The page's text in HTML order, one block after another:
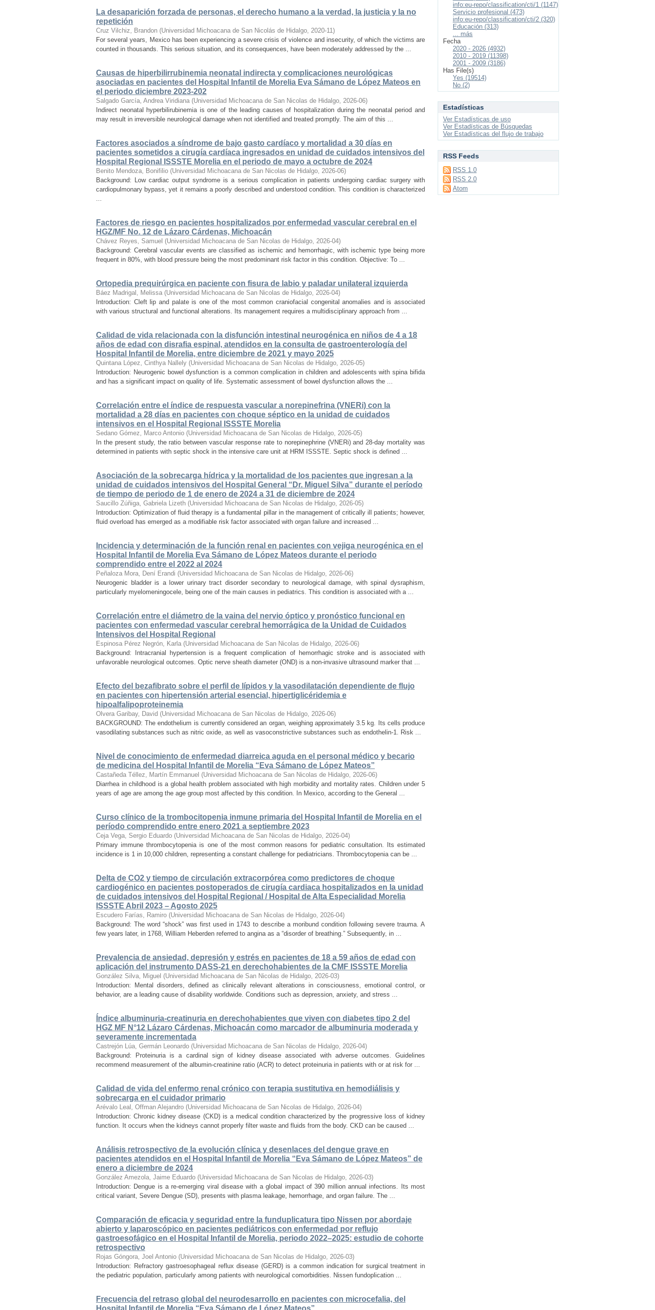
La desaparición forzada de personas, el derecho humano a la verdad, la justicia y la no
repetición
Cruz Vilchiz, Brandon (Universidad Michoacana de San Nicolás de Hidalgo, 2020-11)
For several years, Mexico has been experiencing a severe crisis of violence and insecurity, of which the victims are
counted in thousands. This serious situation, and its consequences, have been moderately addressed by the ...
Causas de hiperbilirrubinemia neonatal indirecta y complicaciones neurológicas
asociadas en pacientes del Hospital Infantil de Morelia Eva Sámano de López Mateos en
el periodo diciembre 2023-202
Salgado García, Andrea Viridiana (Universidad Michoacana de San Nicolas de Hidalgo, 2026-06)
Indirect neonatal hyperbilirubinemia is one of the leading causes of hospitalization during the neonatal period and
may result in irreversible neurological damage when not identified and treated promptly. The aim of this ...
Factores asociados a síndrome de bajo gasto cardíaco y mortalidad a 30 días en
pacientes sometidos a cirugía cardíaca ingresados en unidad de cuidados intensivos del
Hospital Regional ISSSTE Morelia en el periodo de mayo a octubre de 2024
Benito Mendoza, Bonifilio (Universidad Michoacana de San Nicolas de Hidalgo, 2026-06)
Background: Low cardiac output syndrome is a serious complication in patients undergoing cardiac surgery with
cardiopulmonary bypass, yet it remains a poorly described and understood condition. This condition is characterized
...
Factores de riesgo en pacientes hospitalizados por enfermedad vascular cerebral en el
HGZ/MF No. 12 de Lázaro Cárdenas, Michoacán
Chávez Reyes, Samuel (Universidad Michoacana de San Nicolas de Hidalgo, 2026-04)
Background: Cerebral vascular events are classified as ischemic and hemorrhagic, with ischemic type being more
frequent in 80%, with blood pressure being the most predominant risk factor in this condition. Objective: To ...
Ortopedia prequirúrgica en paciente con fisura de labio y paladar unilateral izquierda
Báez Madrigal, Melissa (Universidad Michoacana de San Nicolas de Hidalgo, 2026-04)
Introduction: Cleft lip and palate is one of the most common craniofacial congenital anomalies and is associated
with various structural and functional alterations. Its management requires a multidisciplinary approach from ...
Calidad de vida relacionada con la disfunción intestinal neurogénica en niños de 4 a 18
años de edad con disrafia espinal, atendidos en la consulta de gastroenterología del
Hospital Infantil de Morelia, entre diciembre de 2021 y mayo 2025
Quintana López, Cinthya Nallely (Universidad Michoacana de San Nicolas de Hidalgo, 2026-05)
Introduction: Neurogenic bowel dysfunction is a common complication in children and adolescents with spina bifida
and has a significant impact on quality of life. Systematic assessment of bowel dysfunction allows the ...
Correlación entre el índice de respuesta vascular a norepinefrina (VNERi) con la
mortalidad a 28 días en pacientes con choque séptico en la unidad de cuidados
intensivos en el Hospital Regional ISSSTE Morelia
Sedano Gómez, Marco Antonio (Universidad Michoacana de San Nicolas de Hidalgo, 2026-05)
In the present study, the ratio between vascular response rate to norepinephrine (VNERi) and 28-day mortality was
determined in patients with septic shock in the intensive care unit at HRM ISSSTE. Septic shock is defined ...
Asociación de la sobrecarga hídrica y la mortalidad de los pacientes que ingresan a la
unidad de cuidados intensivos del Hospital General “Dr. Miguel Silva” durante el período
de tiempo de periodo de 1 de enero de 2024 a 31 de diciembre de 2024
Saucillo Zúñiga, Gabriela Lizeth (Universidad Michoacana de San Nicolas de Hidalgo, 2026-05)
Introduction: Optimization of fluid therapy is a fundamental pillar in the management of critically ill patients; however,
fluid overload has emerged as a modifiable risk factor associated with organ failure and increased ...
Incidencia y determinación de la función renal en pacientes con vejiga neurogénica en el
Hospital Infantil de Morelia Eva Sámano de López Mateos durante el periodo
comprendido entre el 2022 al 2024
Peñaloza Mora, Dení Erandi (Universidad Michoacana de San Nicolas de Hidalgo, 2026-06)
Neurogenic bladder is a lower urinary tract disorder secondary to neurological damage, with spinal dysraphism,
particularly myelomeningocele, being one of the main causes in pediatrics. This condition is associated with a ...
Correlación entre el diámetro de la vaina del nervio óptico y pronóstico funcional en
pacientes con enfermedad vascular cerebral hemorrágica de la Unidad de Cuidados
Intensivos del Hospital Regional
Espinosa Pérez Negrón, Karla (Universidad Michoacana de San Nicolas de Hidalgo, 2026-06)
Background: Intracranial hypertension is a frequent complication of hemorrhagic stroke and is associated with
unfavorable neurological outcomes. Optic nerve sheath diameter (OND) is a non-invasive ultrasound marker that ...
Efecto del bezafibrato sobre el perfil de lípidos y la vasodilatación dependiente de flujo
en pacientes con hipertensión arterial esencial, hipertiglicéridemia e
hipoalfalipoproteinemia
Olvera Garibay, David (Universidad Michoacana de San Nicolas de Hidalgo, 2026-06)
BACKGROUND: The endothelium is currently considered an organ, weighing approximately 3.5 kg. Its cells produce
vasodilating substances such as nitric oxide, as well as vasoconstrictive substances such as endothelin-1. Risk ...
Nivel de conocimiento de enfermedad diarreica aguda en el personal médico y becario
de medicina del Hospital Infantil de Morelia “Eva Sámano de López Mateos”
Castañeda Téllez, Martín Emmanuel (Universidad Michoacana de San Nicolas de Hidalgo, 2026-06)
Diarrhea in childhood is a global health problem associated with high morbidity and mortality rates. Children under 5
years of age are among the age group most affected by this condition. In Mexico, according to the General ...
Curso clínico de la trombocitopenia inmune primaria del Hospital Infantil de Morelia en el
período comprendido entre enero 2021 a septiembre 2023
Ceja Vega, Sergio Eduardo (Universidad Michoacana de San Nicolas de Hidalgo, 2026-04)
Primary immune thrombocytopenia is one of the most common reasons for pediatric consultation. Its estimated
incidence is 1 in 10,000 children, representing a constant challenge for pediatricians. Thrombocytopenia can be ...
Delta de CO2 y tiempo de circulación extracorpórea como predictores de choque
cardiogénico en pacientes postoperados de cirugía cardiaca hospitalizados en la unidad
de cuidados intensivos del Hospital Regional / Hospital de Alta Especialidad Morelia
ISSSTE Abril 2023 – Agosto 2025
Escudero Farías, Ramiro (Universidad Michoacana de San Nicolas de Hidalgo, 2026-04)
Background: The word “shock” was first used in 1743 to describe a moribund condition following severe trauma. A
few years later, in 1768, William Heberden referred to angina as a “disorder of breathing.” Subsequently, in ...
Prevalencia de ansiedad, depresión y estrés en pacientes de 18 a 59 años de edad con
aplicación del instrumento DASS-21 en derechohabientes de la CMF ISSSTE Morelia
González Silva, Miguel (Universidad Michoacana de San Nicolas de Hidalgo, 2026-03)
Introduction: Mental disorders, defined as clinically relevant alterations in consciousness, emotional control, or
behavior, are a leading cause of disability worldwide. Conditions such as depression, anxiety, and stress ...
Índice albuminuria-creatinuria en derechohabientes que viven con diabetes tipo 2 del
HGZ MF N°12 Lázaro Cárdenas, Michoacán como marcador de albuminuria moderada y
severamente incrementada
Castrejón Lúa, Germán Leonardo (Universidad Michoacana de San Nicolas de Hidalgo, 2026-04)
Background: Proteinuria is a cardinal sign of kidney disease associated with adverse outcomes. Guidelines
recommend measurement of the albumin-creatinine ratio (ACR) to detect proteinuria in patients with or at risk for ...
Calidad de vida del enfermo renal crónico con terapia sustitutiva en hemodiálisis y
sobrecarga en el cuidador primario
Arévalo Leal, Offman Alejandro (Universidad Michoacana de San Nicolas de Hidalgo, 2026-04)
Introduction: Chronic kidney disease (CKD) is a medical condition characterized by the progressive loss of kidney
function. It occurs when the kidneys cannot properly filter waste and fluids from the body. CKD can be caused ...
Análisis retrospectivo de la evolución clínica y desenlaces del dengue grave en
pacientes atendidos en el Hospital Infantil de Morelia “Eva Sámano de López Mateos” de
enero a diciembre de 2024
González Amezola, Jaime Eduardo (Universidad Michoacana de San Nicolas de Hidalgo, 2026-03)
Introduction: Dengue is a re-emerging viral disease with a global impact of 390 million annual infections. Its most
critical variant, Severe Dengue (SD), presents with plasma leakage, hemorrhage, and organ failure. The ...
Comparación de eficacia y seguridad entre la funduplicatura tipo Nissen por abordaje
abierto y laparoscópico en pacientes pediátricos con enfermedad por reflujo
gastroesofágico en el Hospital Infantil de Morelia, periodo 2022–2025: estudio de cohorte
retrospectivo
Rojas Góngora, Joel Antonio (Universidad Michoacana de San Nicolas de Hidalgo, 2026-03)
Introduction: Refractory gastroesophageal reflux disease (GERD) is a common indication for surgical treatment in
the pediatric population, particularly among patients with neurological comorbidities. Nissen fundoplication ...
Frecuencia del retraso global del neurodesarrollo en pacientes con microcefalia, del
Hospital Infantil de Morelia “Eva Sámano de López Mateos”
info:eu-repo/classification/cti/1 (1147)
Servicio profesional (473)
info:eu-repo/classification/cti/2 (320)
Educación (313)
... más
Fecha
2020 - 2026 (4932)
2010 - 2019 (11398)
2001 - 2009 (3186)
Has File(s)
Yes (19514)
No (2)
Estadísticas
Ver Estadísticas de uso
Ver Estadísticas de Búsquedas
Ver Estadísticas del flujo de trabajo
RSS Feeds
RSS 1.0
RSS 2.0
Atom